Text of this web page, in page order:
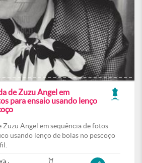
de Zuzu Angel em
para ensaio usando lenço
Zuzu Angel em sequência de fotos
usando lenço de bolas no pescoço